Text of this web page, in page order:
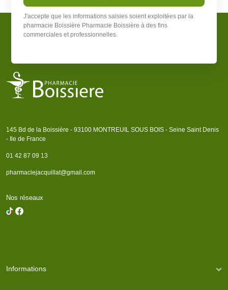
J'accepte que les informations saisies soient exploitées par la
pharmacie Boissière Pharmacie Boissière à des fins
commerciales et professionnelles.
145 Bd de la Boissière - 93100 MONTREUIL SOUS BOIS - Seine Saint Denis
- Ile de France
01 42 87 09 13
pharmaciejacquillat@gmail.com
Nos réseaux
Informations